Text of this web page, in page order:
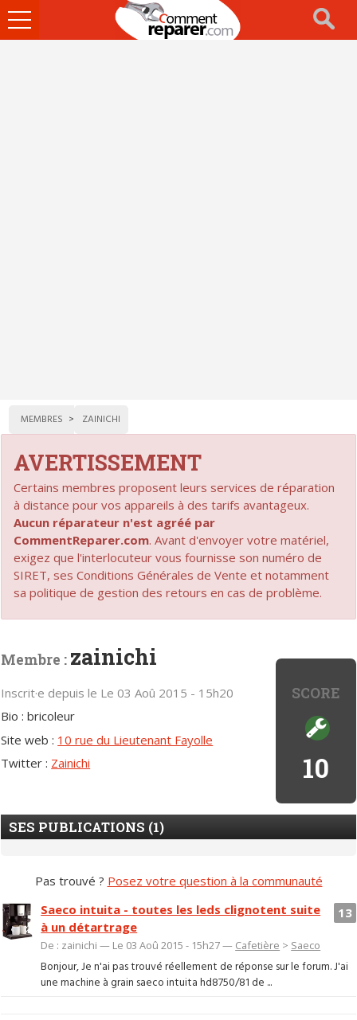
Ouvrir
le
MEMBRES ZAINICHI
AVERTISSEMENT
Certains membres proposent leurs services de réparation
à distance pour vos appareils à des tarifs avantageux.
Aucun réparateur n'est agréé par
CommentReparer.com. Avant d'envoyer votre matériel,
exigez que l'interlocuteur vous fournisse son numéro de
SIRET, ses Conditions Générales de Vente et notamment
sa politique de gestion des retours en cas de problème.
SCORE
10
Membre : zainichi
Inscrit·e depuis le Le 03 Aoû 2015 - 15h20
Bio : bricoleur
Site web : 10 rue du Lieutenant Fayolle
Twitter : Zainichi
SES PUBLICATIONS (1)
Pas trouvé ? Posez votre question à la communauté
13
Saeco intuita - toutes les leds clignotent suite
à un détartrage
De : zainichi — Le 03 Aoû 2015 - 15h27 — Cafetière > Saeco
Bonjour, Je n'ai pas trouvé réellement de réponse sur le forum. J'ai
une machine à grain saeco intuita hd8750/81 de ...